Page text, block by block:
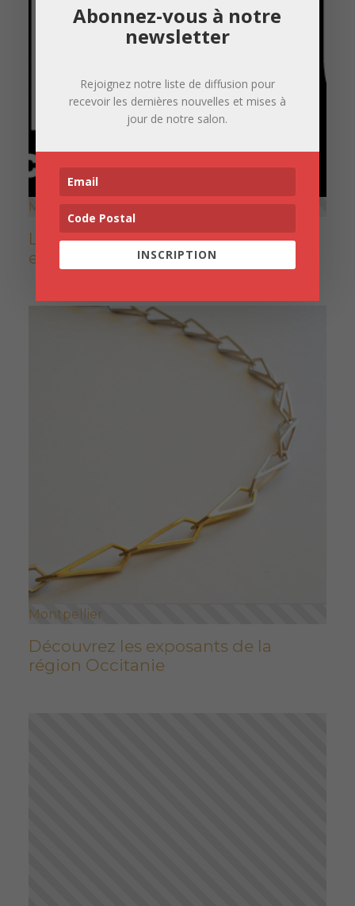
Montpellier
Le nouveau numéro de L'Art-vues
est sorti !
Montpellier
Découvrez les exposants de la
région Occitanie
Abonnez-vous à notre
newsletter
Rejoignez notre liste de diffusion pour
recevoir les dernières nouvelles et mises à
jour de notre salon.
INSCRIPTION